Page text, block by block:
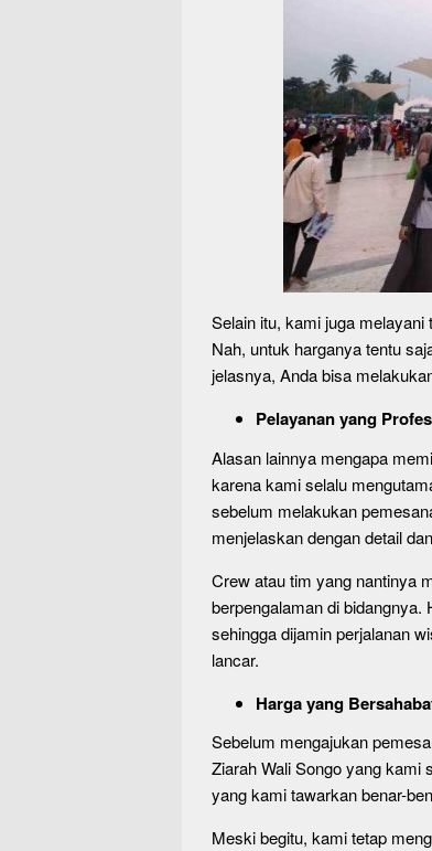
Selain itu, kami juga
Nah, untuk harganya tentu
jelasnya, Anda bisa
Pelayanan yang
Alasan lainnya mengapa
karena kami selalu
sebelum melakukan
menjelaskan dengan detail
Crew atau tim yang nantinya
berpengalaman di
sehingga dijamin perjalanan
lancar.
Harga yang
Sebelum mengajukan
Ziarah Wali Songo yang kami
yang kami tawarkan benar-
Meski begitu, kami tetap